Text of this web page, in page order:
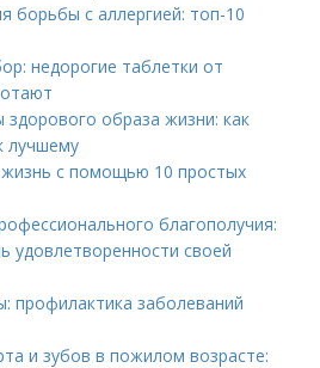
борьбы с аллергией: топ-10
недорогие таблетки от
образа жизни: как
лучшему
с помощью 10 простых
благополучия:
удовлетворенности своей
профилактика заболеваний
и зубов в пожилом возрасте: